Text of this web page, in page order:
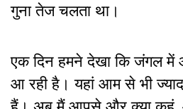
गुना तेज चलता था।
एक दिन हमने देखा कि जंगल में
आ रही है। यहां आम से भी